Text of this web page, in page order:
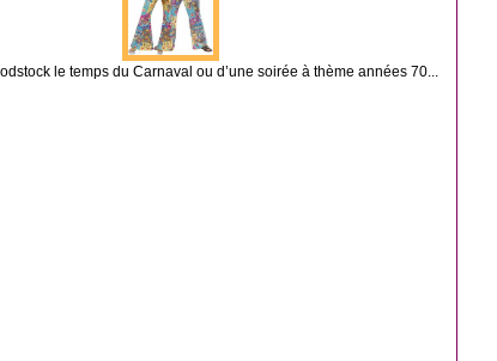
le temps du Carnaval ou d’une soirée à thème années 70...